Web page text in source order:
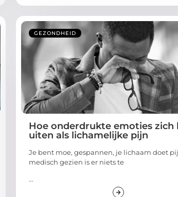
GEZONDHEID
Hoe onderdrukte emoties zich
uiten als lichamelijke pijn
Je bent moe, gespannen, je lichaam doet
medisch gezien is er niets te
...